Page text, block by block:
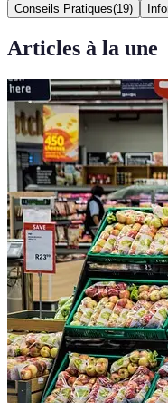
Conseils Pratiques(19)
Articles à la une